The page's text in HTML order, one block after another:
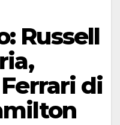
Russell
di